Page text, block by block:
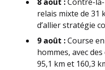
relais mixte de 31
d’allier stratégie
9 août :Course
hommes, avec
95,1 km et 160,3